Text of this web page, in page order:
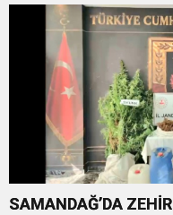
SAMANDAĞ’DA